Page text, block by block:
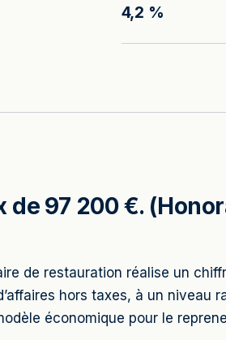
4,2 %
97 200 €.
de restauration réalise un
hors taxes, à un niveau
économique pour le